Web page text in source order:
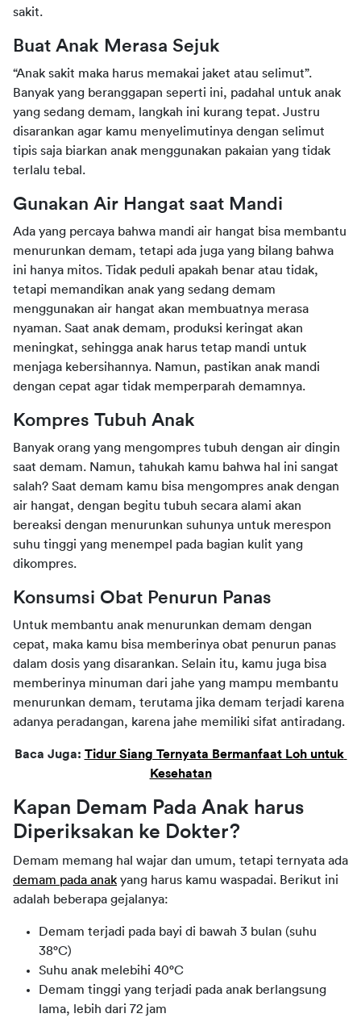
sakit.
Buat Anak Merasa Sejuk
“Anak sakit maka harus memakai jaket atau selimut”.
Banyak yang beranggapan seperti ini, padahal untuk anak
yang sedang demam, langkah ini kurang tepat. Justru
disarankan agar kamu menyelimutinya dengan selimut
tipis saja biarkan anak menggunakan pakaian yang tidak
terlalu tebal.
Gunakan Air Hangat saat Mandi
Ada yang percaya bahwa mandi air hangat bisa membantu
menurunkan demam, tetapi ada juga yang bilang bahwa
ini hanya mitos. Tidak peduli apakah benar atau tidak,
tetapi memandikan anak yang sedang demam
menggunakan air hangat akan membuatnya merasa
nyaman. Saat anak demam, produksi keringat akan
meningkat, sehingga anak harus tetap mandi untuk
menjaga kebersihannya. Namun, pastikan anak mandi
dengan cepat agar tidak memperparah demamnya.
Kompres Tubuh Anak
Banyak orang yang mengompres tubuh dengan air dingin
saat demam. Namun, tahukah kamu bahwa hal ini sangat
salah? Saat demam kamu bisa mengompres anak dengan
air hangat, dengan begitu tubuh secara alami akan
bereaksi dengan menurunkan suhunya untuk merespon
suhu tinggi yang menempel pada bagian kulit yang
dikompres.
Konsumsi Obat Penurun Panas
Untuk membantu anak menurunkan demam dengan
cepat, maka kamu bisa memberinya obat penurun panas
dalam dosis yang disarankan. Selain itu, kamu juga bisa
memberinya minuman dari jahe yang mampu membantu
menurunkan demam, terutama jika demam terjadi karena
adanya peradangan, karena jahe memiliki sifat antiradang.
Baca Juga: Tidur Siang Ternyata Bermanfaat Loh untuk
Kesehatan
Kapan Demam Pada Anak harus
Diperiksakan ke Dokter?
demam pada anak yang harus kamu waspadai. Berikut ini
adalah beberapa gejalanya:
Demam terjadi pada bayi di bawah 3 bulan (suhu
38°C)
Suhu anak melebihi 40°C
Demam tinggi yang terjadi pada anak berlangsung
lama, lebih dari 72 jam